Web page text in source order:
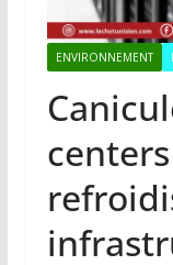
ENVIRONNEMENT